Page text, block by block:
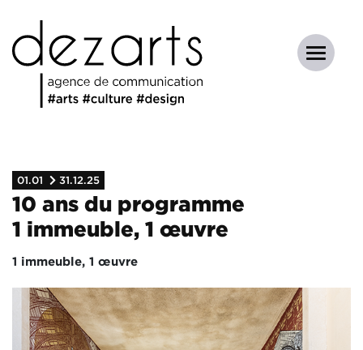
01.01 31.12.25
10 ans du programme
1 immeuble, 1 œuvre
1 immeuble, 1 œuvre